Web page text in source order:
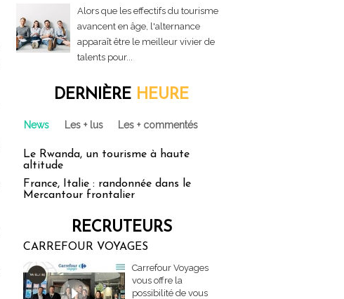
Alors que les effectifs du tourisme
avancent en âge, l'alternance
apparaît être le meilleur vivier de
talents pour...
DERNIÈRE HEURE
News Les + lus Les + commentés
Le Rwanda, un tourisme à haute
altitude
France, Italie : randonnée dans le
Mercantour frontalier
RECRUTEURS
CARREFOUR VOYAGES
Carrefour Voyages
vous offre la
possibilité de vous